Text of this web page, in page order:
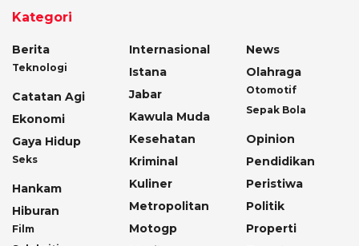
Kategori
Berita
Teknologi
Catatan Agi
Ekonomi
Gaya Hidup
Seks
Hankam
Hiburan
Film
Internasional
Istana
Jabar
Kawula Muda
Kesehatan
Kriminal
Kuliner
Metropolitan
Motogp
News
Olahraga
Otomotif
Sepak Bola
Opinion
Pendidikan
Peristiwa
Politik
Properti